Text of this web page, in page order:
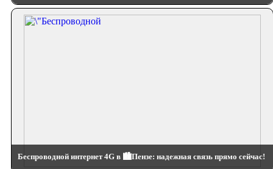
Беспроводной интернет 4G в 🏙️Пензе: надежная связь прямо сейчас!